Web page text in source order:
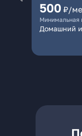
500 ₽/
Минимальная
Домашний